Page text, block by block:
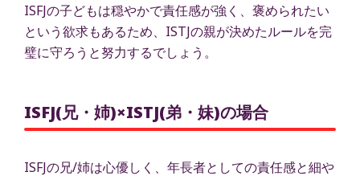
ISFJの子どもは穏やかで責任感が強く、褒められたい
という欲求もあるため、ISTJの親が決めたルールを完
璧に守ろうと努力するでしょう。
ISFJ(兄・姉)×ISTJ(弟・妹)の場合
ISFJの兄/姉は心優しく、年長者としての責任感と細や